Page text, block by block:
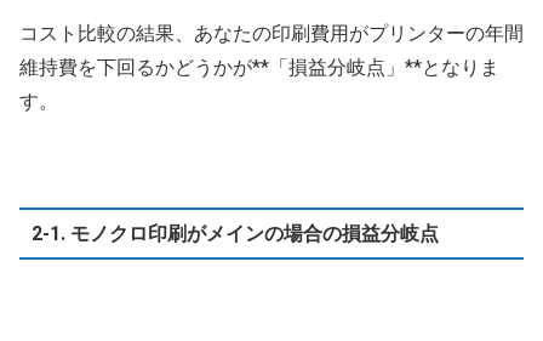
コスト比較の結果、あなたの印刷費用がプリンターの年間
維持費を下回るかどうかが**「損益分岐点」**となりま
す。
2-1. モノクロ印刷がメインの場合の損益分岐点